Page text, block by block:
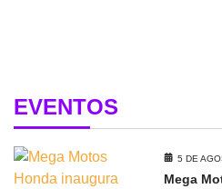
EVENTOS
5 DE
Mega